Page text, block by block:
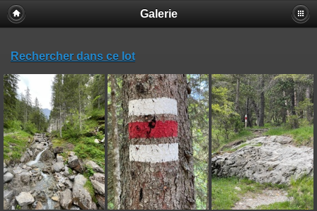
Galerie
Rechercher dans ce lot